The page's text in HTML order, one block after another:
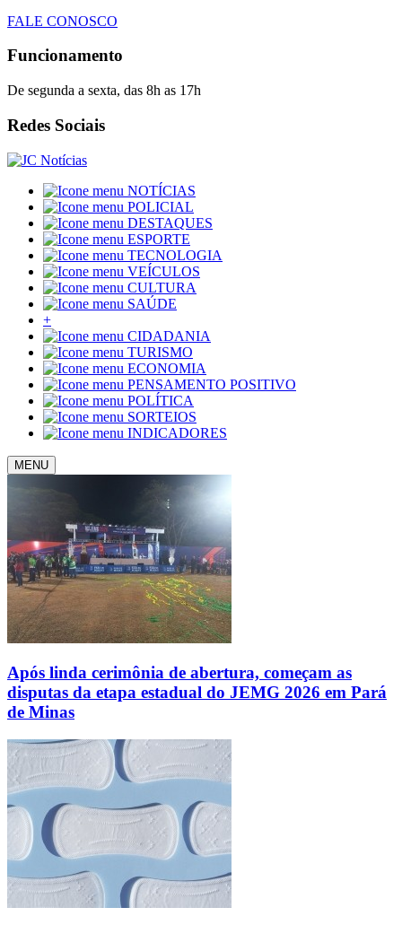
FALE CONOSCO
Funcionamento
De segunda a sexta, das 8h as 17h
Redes Sociais
NOTÍCIAS
POLICIAL
DESTAQUES
ESPORTE
TECNOLOGIA
VEÍCULOS
CULTURA
SAÚDE
+
CIDADANIA
TURISMO
ECONOMIA
PENSAMENTO POSITIVO
POLÍTICA
SORTEIOS
INDICADORES
MENU
Após linda cerimônia de abertura, começam as
disputas da etapa estadual do JEMG 2026 em Pará
de Minas